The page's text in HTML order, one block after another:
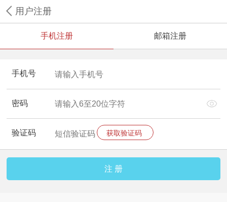
用户注册
手机注册 邮箱注册
手机号
密码
验证码